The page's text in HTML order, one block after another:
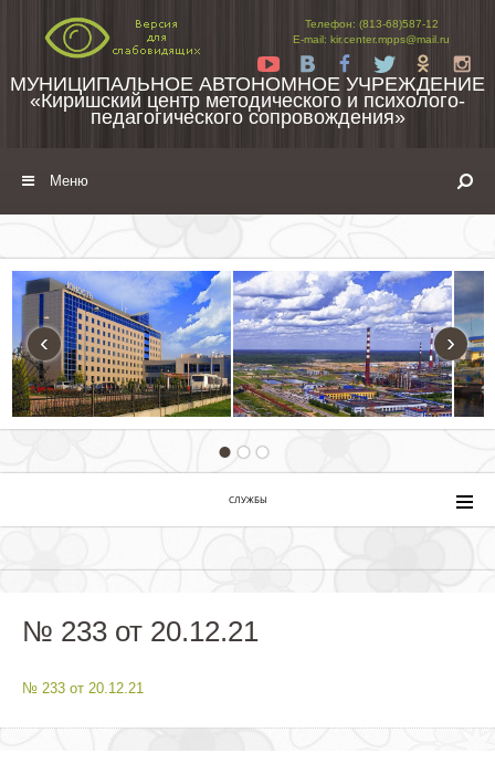
Телефон: (813-68)587-12
E-mail: kir.center.mpps@mail.ru
Yt
Tw
МУНИЦИПАЛЬНОЕ АВТОНОМНОЕ УЧРЕЖДЕНИЕ
«Киришский центр методического и психолого-
педагогического сопровождения»
Меню
‹ ›
СЛУЖБЫ
№ 233 от 20.12.21
№ 233 от 20.12.21